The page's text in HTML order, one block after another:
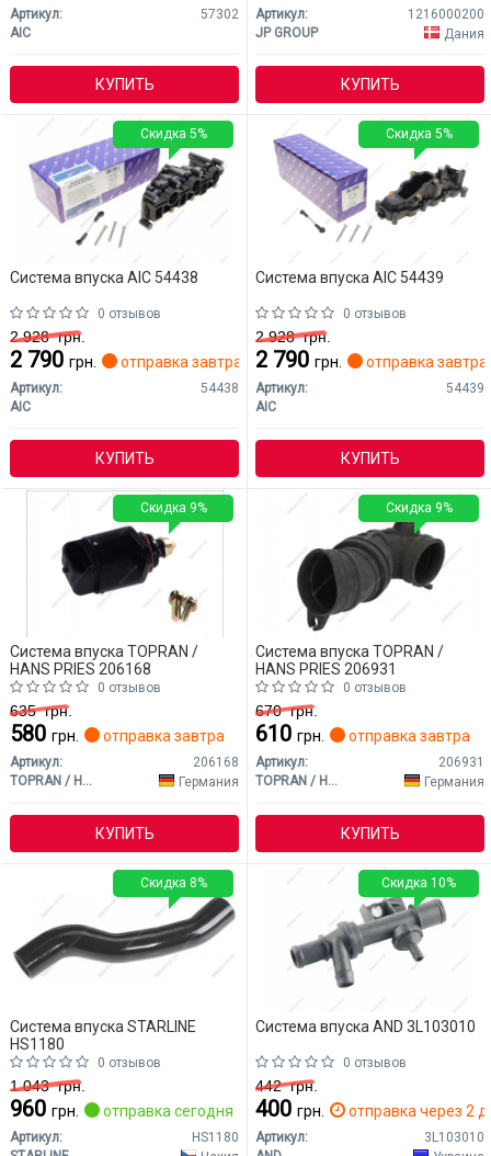
Артикул:
57302
AIC
КУПИТЬ
Артикул:
1216000200
JP GROUP
Дания
КУПИТЬ
Система впуска AIC 54438
0 отзывов
2 928грн.
2 790 грн. отправка завтра
Артикул:
54438
AIC
КУПИТЬ
Скидка 5%
Система впуска AIC 54439
0 отзывов
2 928грн.
2 790 грн. отправка завтра
Артикул:
54439
AIC
КУПИТЬ
Скидка 5%
Система впуска TOPRAN /
HANS PRIES 206168
0 отзывов
635грн.
580 грн. отправка завтра
Артикул:
206168
TOPRAN / HANS PRIES
Германия
КУПИТЬ
Скидка 9%
Система впуска TOPRAN /
HANS PRIES 206931
0 отзывов
670грн.
610 грн. отправка завтра
Артикул:
206931
TOPRAN / HANS PRIES
Германия
КУПИТЬ
Скидка 9%
Система впуска STARLINE
HS1180
0 отзывов
1 043грн.
960 грн. отправка сегодня
Артикул:
HS1180
Скидка 8%
Система впуска AND 3L103010
0 отзывов
442грн.
400 грн. отправка через 2
Артикул:
3L103010
Скидка 10%